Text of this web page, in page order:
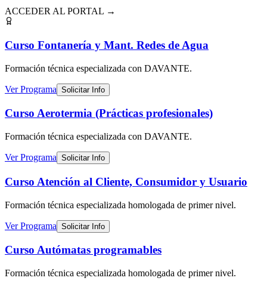
ACCEDER AL PORTAL →
Curso Fontanería y Mant. Redes de Agua
Formación técnica especializada con DAVANTE.
Ver Programa Solicitar Info
Curso Aerotermia (Prácticas profesionales)
Formación técnica especializada con DAVANTE.
Ver Programa Solicitar Info
Curso Atención al Cliente, Consumidor y Usuario
Formación técnica especializada homologada de primer nivel.
Ver Programa Solicitar Info
Curso Autómatas programables
Formación técnica especializada homologada de primer nivel.